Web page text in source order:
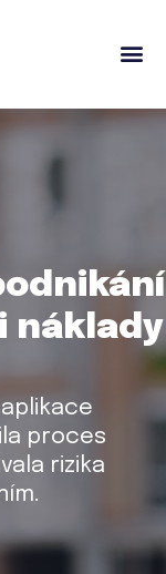
náklady
proces
rizika